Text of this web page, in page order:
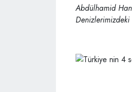
Abdülhamid